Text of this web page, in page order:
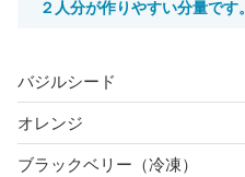
２人分が作りやすい分量です。
バジルシード
オレンジ
ブラックベリー（冷凍）